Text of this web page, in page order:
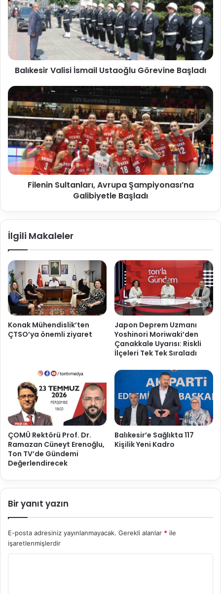
Balıkesir Valisi İsmail Ustaoğlu Görevine Başladı
Filenin Sultanları, Avrupa Şampiyonası’na
Galibiyetle Başladı
İlgili Makaleler
Konak Mühendislik’ten
ÇTSO’ya önemli ziyaret
Japon Deprem Uzmanı
Yoshinori Moriwaki’den
Çanakkale Uyarısı: Riskli
İlçeleri Tek Tek Sıraladı
ÇOMÜ Rektörü Prof. Dr.
Ramazan Cüneyt Erenoğlu,
Ton TV’de Gündemi
Değerlendirecek
Balıkesir’e Sağlıkta 117
Kişilik Yeni Kadro
Bir yanıt yazın
E-posta adresiniz yayınlanmayacak. Gerekli alanlar * ile
işaretlenmişlerdir